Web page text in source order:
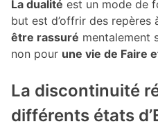
La dualité est un mode de
but est d’offrir des repères
être rassuré mentalement
non pour une vie de Faire
La discontinuité
différents états